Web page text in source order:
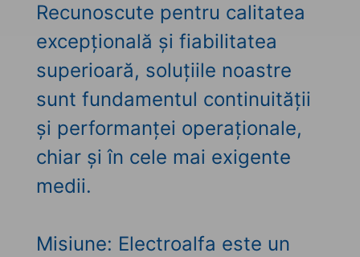
Recunoscute pentru calitatea
excepțională și fiabilitatea
superioară, soluțiile noastre
sunt fundamentul continuității
și performanței operaționale,
chiar și în cele mai exigente
medii.
Misiune: Electroalfa este un